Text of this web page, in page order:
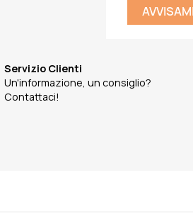
Servizio Clienti
Un'informazione, un consiglio?
Contattaci!